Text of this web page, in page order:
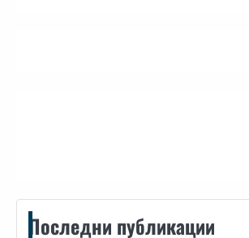
Последни публикации